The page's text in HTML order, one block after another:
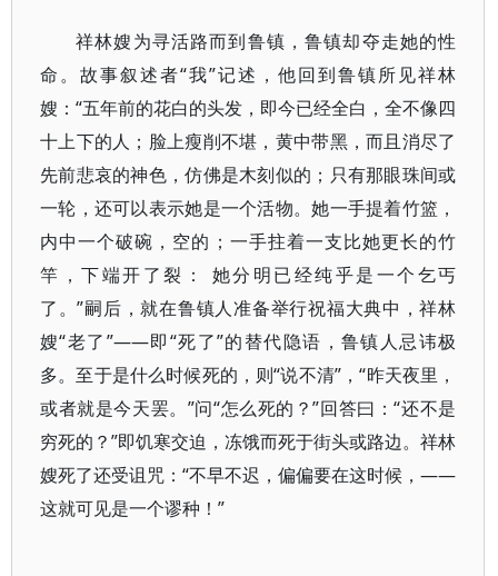
祥林嫂为寻活路而到鲁镇，鲁镇却夺走她的性
命。故事叙述者“我”记述，他回到鲁镇所见祥林
嫂：“五年前的花白的头发，即今已经全白，全不像四
十上下的人；脸上瘦削不堪，黄中带黑，而且消尽了
先前悲哀的神色，仿佛是木刻似的；只有那眼珠间或
一轮，还可以表示她是一个活物。她一手提着竹篮，
内中一个破碗，空的；一手拄着一支比她更长的竹
竿，下端开了裂： 她分明已经纯乎是一个乞丐
了。”嗣后，就在鲁镇人准备举行祝福大典中，祥林
嫂“老了”——即“死了”的替代隐语，鲁镇人忌讳极
多。至于是什么时候死的，则“说不清”，“昨天夜里，
或者就是今天罢。”问“怎么死的？”回答曰：“还不是
穷死的？”即饥寒交迫，冻饿而死于街头或路边。祥林
嫂死了还受诅咒：“不早不迟，偏偏要在这时候，——
这就可见是一个谬种！”